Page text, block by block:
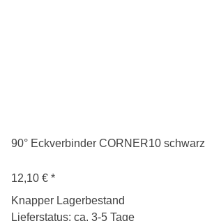
90° Eckverbinder CORNER10 schwarz
12,10 € *
Knapper Lagerbestand
Lieferstatus: ca. 3-5 Tage